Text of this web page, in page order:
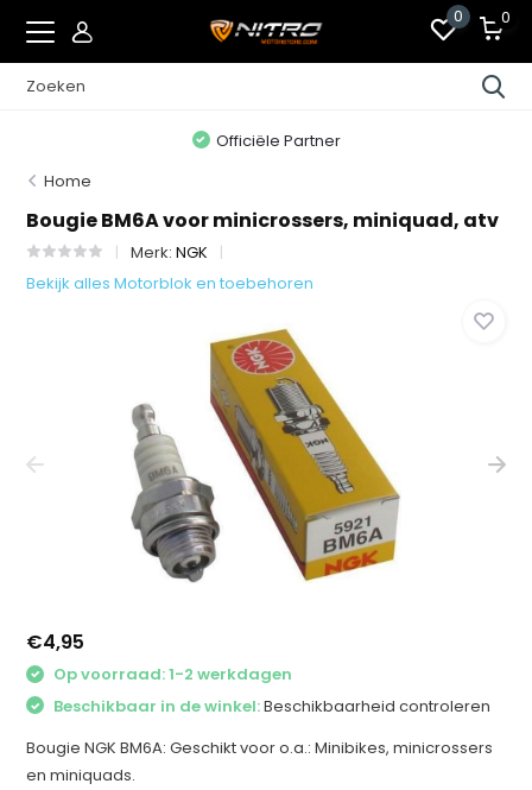
0 0
Officiële Partner
Home
Bougie BM6A voor minicrossers, miniquad, atv
Merk:NGK
Bekijk alles Motorblok en toebehoren
€4,95
Op voorraad: 1-2 werkdagen
Beschikbaar in de winkel:Beschikbaarheid controleren
Bougie NGK BM6A: Geschikt voor o.a.: Minibikes, minicrossers
en miniquads.